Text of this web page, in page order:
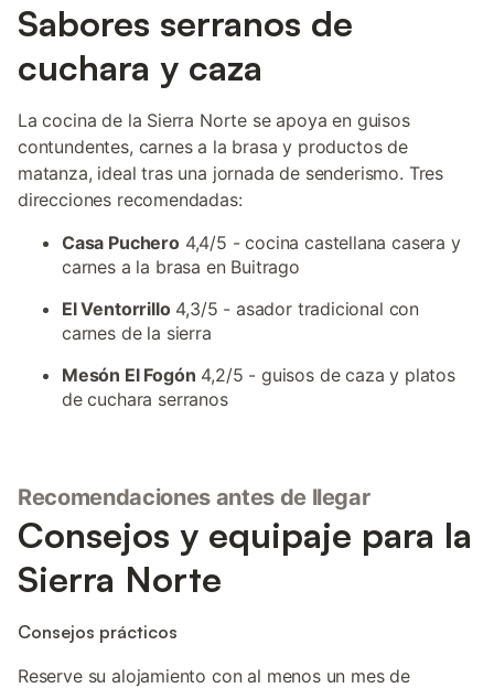
Sabores serranos de
cuchara y caza
La cocina de la Sierra Norte se apoya en guisos
contundentes, carnes a la brasa y productos de
matanza, ideal tras una jornada de senderismo. Tres
direcciones recomendadas:
Casa Puchero4,4/5 - cocina castellana casera y
carnes a la brasa en Buitrago
El Ventorrillo4,3/5 - asador tradicional con
carnes de la sierra
Mesón El Fogón 4,2/5 - guisos de caza y platos
de cuchara serranos
Recomendaciones antes de llegar
Consejos y equipaje para la
Sierra Norte
Consejos prácticos
Reserve su alojamiento con al menos un mes de